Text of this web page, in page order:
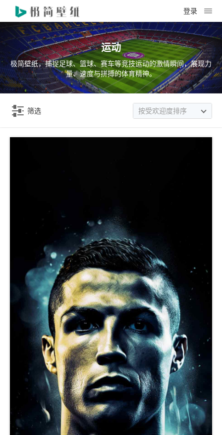
登录
运动
极简壁纸，捕捉足球、篮球、赛车等竞技运动的激情瞬间，展现力
量、速度与拼搏的体育精神。
筛选 按受欢迎度排序